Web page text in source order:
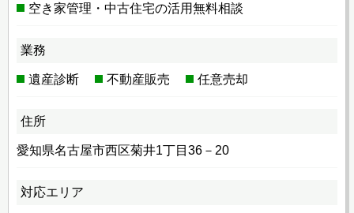
空き家管理・中古住宅の活用無料相談
業務
遺産診断 不動産販売 任意売却
住所
愛知県名古屋市西区菊井1丁目36－20
対応エリア